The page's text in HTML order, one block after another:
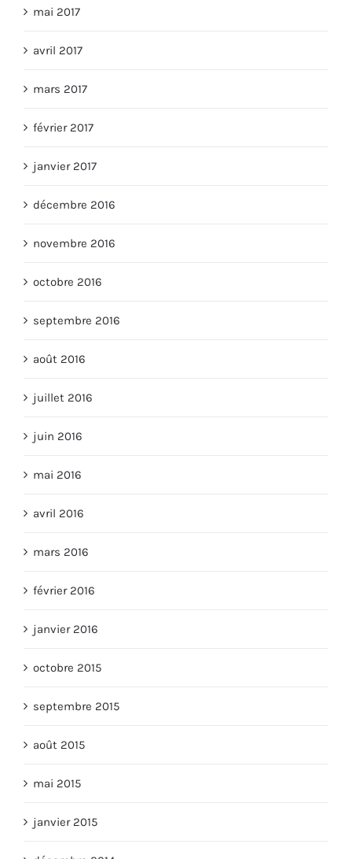
mai 2017
avril 2017
mars 2017
février 2017
janvier 2017
décembre 2016
novembre 2016
octobre 2016
septembre 2016
août 2016
juillet 2016
juin 2016
mai 2016
avril 2016
mars 2016
février 2016
janvier 2016
octobre 2015
septembre 2015
août 2015
mai 2015
janvier 2015